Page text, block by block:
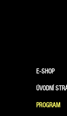
E-SHOP
ÚVODNÍ
PROGRAM